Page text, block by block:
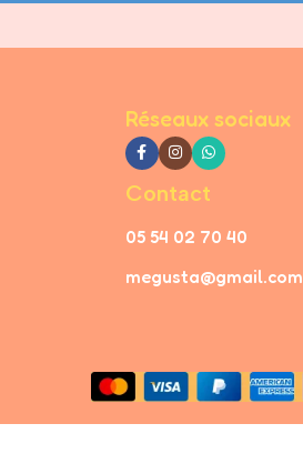
Réseaux sociaux
Contact
05 54 02 70 40
megusta@gmail.com